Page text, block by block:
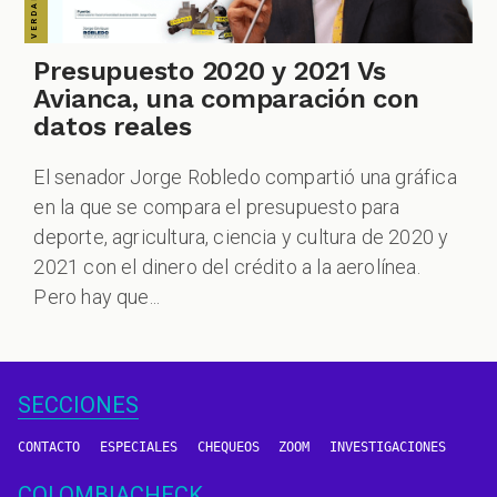
Presupuesto 2020 y 2021 Vs
Avianca, una comparación con
datos reales
El senador Jorge Robledo compartió una gráfica
en la que se compara el presupuesto para
deporte, agricultura, ciencia y cultura de 2020 y
2021 con el dinero del crédito a la aerolínea.
Pero hay que...
SECCIONES
CONTACTO ESPECIALES CHEQUEOS ZOOM INVESTIGACIONES